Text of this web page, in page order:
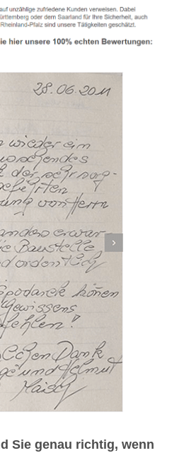
Sie genau richtig, wenn